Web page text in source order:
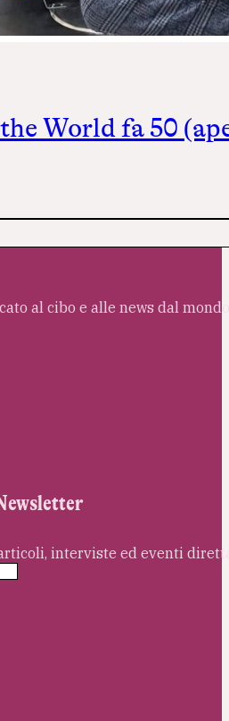
World fa 50
al cibo e alle news dal
interviste ed eventi